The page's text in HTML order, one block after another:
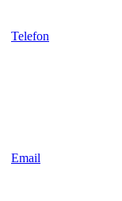
Telefon
Email